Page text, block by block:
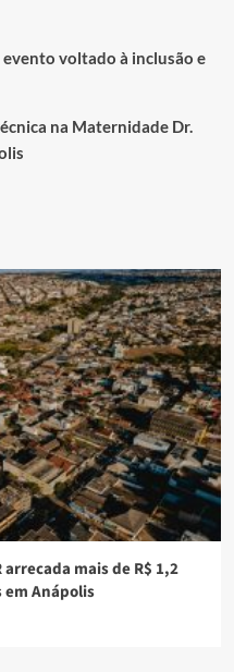
voltado à inclusão e
na Maternidade Dr.
mais de R$ 1,2
Anápolis